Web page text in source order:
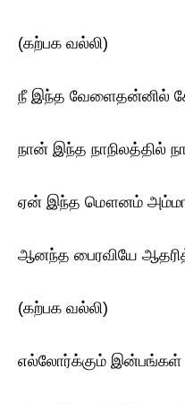
(கற்பக வல்லி)
நீ இந்த வேளைதன்னில்
நான் இந்த நாநிலத்தில்
ஏன் இந்த மௌனம்
ஆனந்த பைரவியே
(கற்பக வல்லி)
எல்லோர்க்கும் இன்பங்கள்